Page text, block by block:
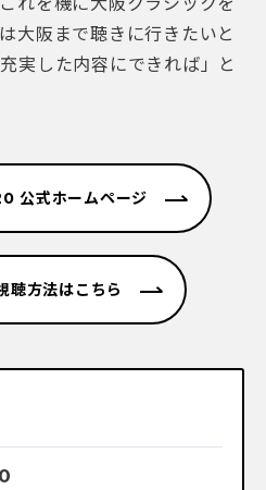
大阪まで聴きに行きたいと
実した内容にできれば」と
公式ホームページ
聴方法はこちら